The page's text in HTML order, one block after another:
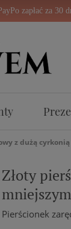
zapłać za 30
z dużą
Złoty
Pierścionek